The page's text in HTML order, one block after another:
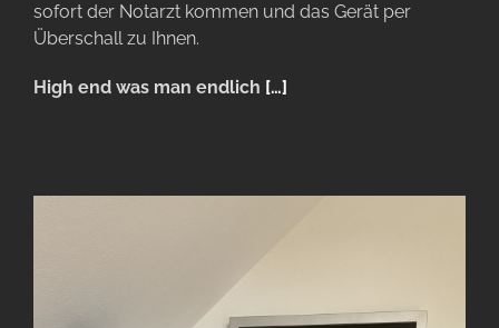
sofort der Notarzt kommen und das Gerät per
Überschall zu Ihnen.
High end was man endlich […]